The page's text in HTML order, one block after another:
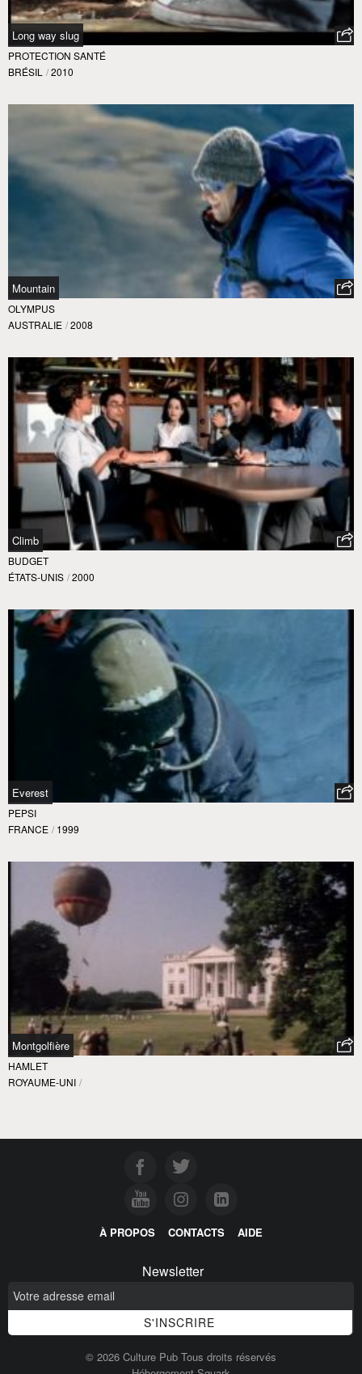
Long way slug
PROTECTION SANTÉ
BRÉSIL / 2010
Mountain
OLYMPUS
AUSTRALIE / 2008
Climb
BUDGET
ÉTATS-UNIS / 2000
Everest
PEPSI
FRANCE / 1999
Montgolfière
HAMLET
ROYAUME-UNI /
À PROPOS CONTACTS AIDE
Newsletter
© 2026 Culture Pub Tous droits réservés